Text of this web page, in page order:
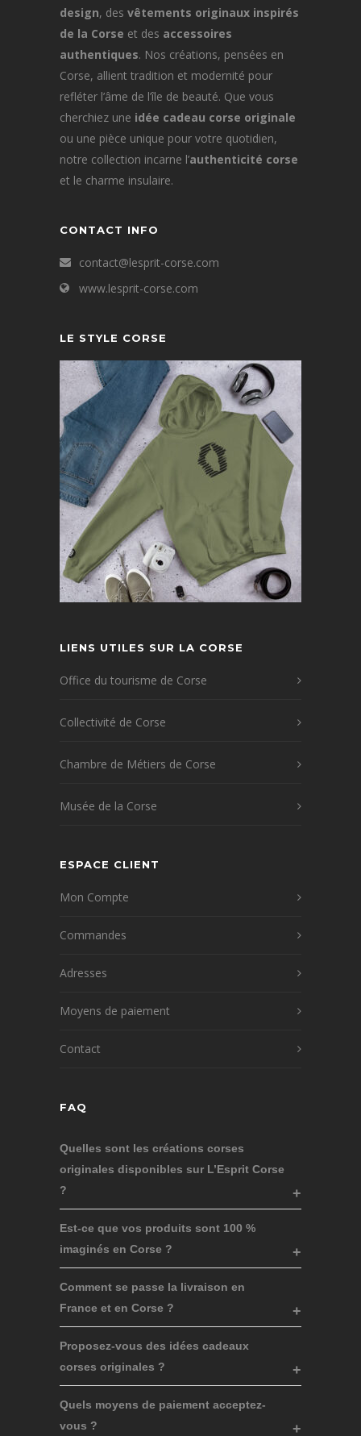
design, des vêtements originaux inspirés
de la Corse et des accessoires
authentiques. Nos créations, pensées en
Corse, allient tradition et modernité pour
refléter l’âme de l’île de beauté. Que vous
cherchiez une idée cadeau corse originale
ou une pièce unique pour votre quotidien,
notre collection incarne l’authenticité corse
et le charme insulaire.
CONTACT INFO
contact@lesprit-corse.com
www.lesprit-corse.com
LE STYLE CORSE
LIENS UTILES SUR LA CORSE
Office du tourisme de Corse
Collectivité de Corse
Chambre de Métiers de Corse
Musée de la Corse
ESPACE CLIENT
Mon Compte
Commandes
Adresses
Moyens de paiement
Contact
FAQ
Quelles sont les créations corses
originales disponibles sur L’Esprit Corse
?
Est-ce que vos produits sont 100 %
imaginés en Corse ?
Comment se passe la livraison en
France et en Corse ?
Proposez-vous des idées cadeaux
corses originales ?
Quels moyens de paiement acceptez-
vous ?